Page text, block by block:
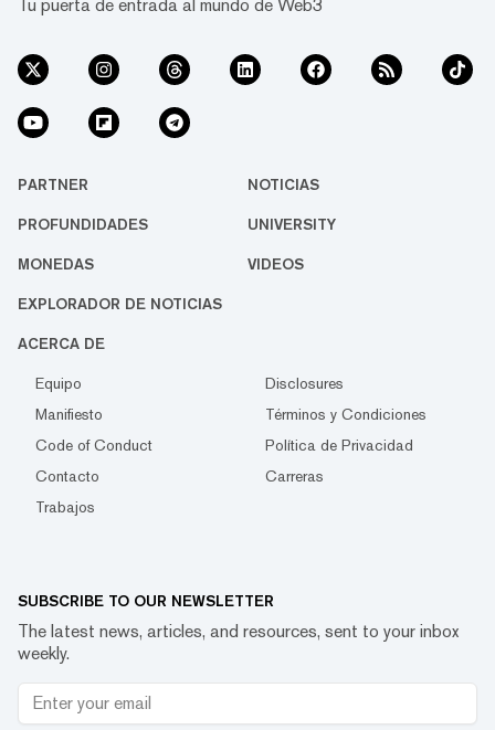
Tu puerta de entrada al mundo de Web3
PARTNER NOTICIAS
PROFUNDIDADES UNIVERSITY
MONEDAS VIDEOS
EXPLORADOR DE NOTICIAS
ACERCA DE
Equipo
Disclosures
Manifiesto
Términos y Condiciones
Code of Conduct
Política de Privacidad
Contacto
Carreras
Trabajos
SUBSCRIBE TO OUR NEWSLETTER
The latest news, articles, and resources, sent to your inbox
weekly.